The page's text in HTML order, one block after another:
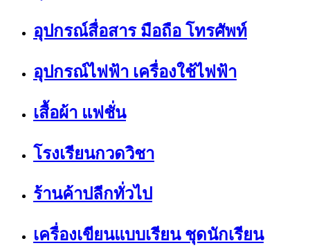
อุปกรณ์สื่อสาร มือถือ โทรศัพท์
อุปกรณ์ไฟฟ้า เครื่องใช้ไฟฟ้า
เสื้อผ้า แฟชั่น
โรงเรียนกวดวิชา
ร้านค้าปลีกทั่วไป
เครื่องเขียนแบบเรียน ชุดนักเรียน